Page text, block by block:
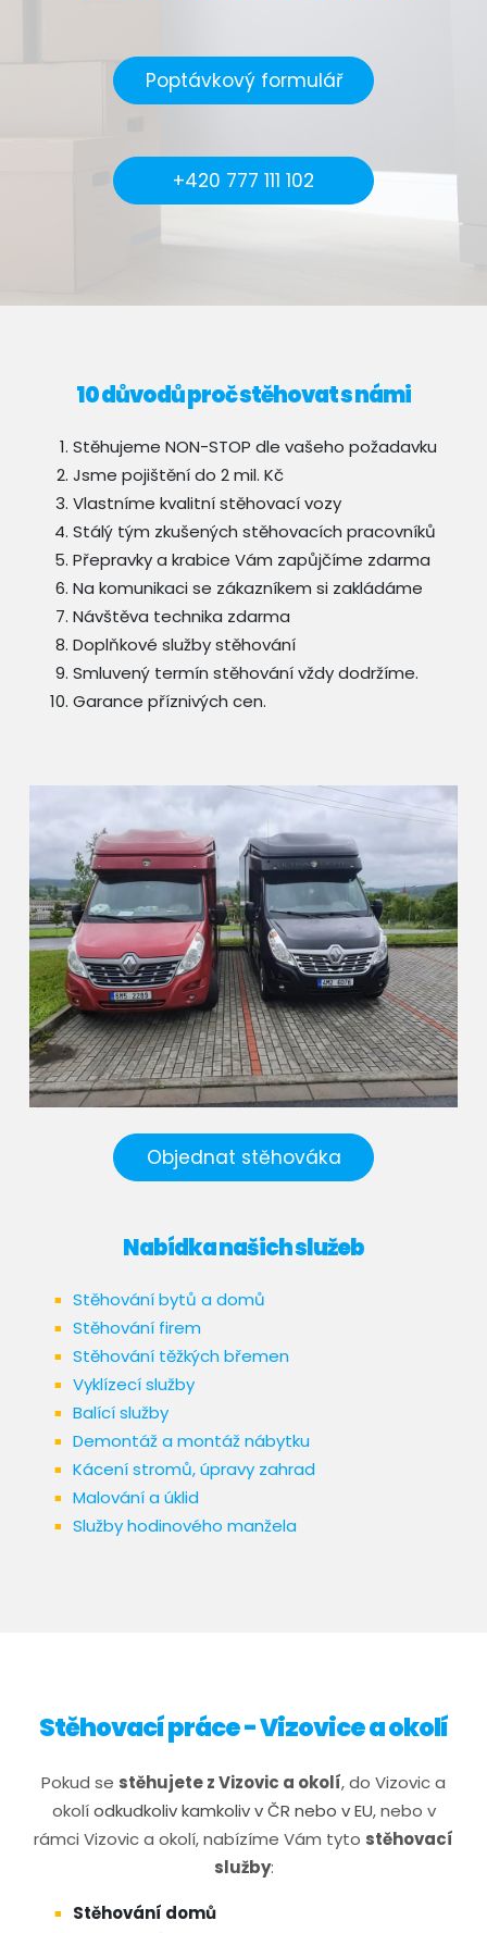
Poptávkový formulář
+420 777 111 102
10 důvodů proč stěhovat s námi
Stěhujeme NON-STOP dle vašeho požadavku
Jsme pojištění do 2 mil. Kč
Vlastníme kvalitní stěhovací vozy
Stálý tým zkušených stěhovacích pracovníků
Přepravky a krabice Vám zapůjčíme zdarma
Na komunikaci se zákazníkem si zakládáme
Návštěva technika zdarma
Doplňkové služby stěhování
Smluvený termín stěhování vždy dodržíme.
Garance příznivých cen.
Objednat stěhováka
Nabídka našich služeb
Stěhování bytů a domů
Stěhování firem
Stěhování těžkých břemen
Vyklízecí služby
Balící služby
Demontáž a montáž nábytku
Kácení stromů, úpravy zahrad
Malování a úklid
Služby hodinového manžela
Stěhovací práce - Vizovice a okolí
​​​Pokud se stěhujete z Vizovic a okolí, do Vizovic a
okolíodkudkoliv kamkoliv v ČR nebo v EU, nebo v
rámci Vizovic a okolí, nabízíme Vám tyto stěhovací
služby:
Stěhování domů